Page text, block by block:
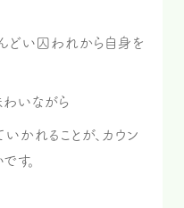
どい囚われから自身を
いながら
かれることが、カウン
す。